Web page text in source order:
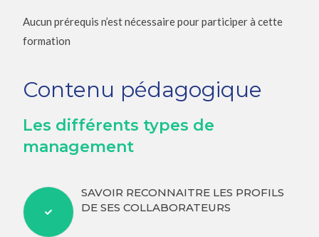
Aucun prérequis n’est nécessaire pour participer à cette
formation
Contenu pédagogique
Les différents types de
management
SAVOIR RECONNAITRE LES PROFILS
DE SES COLLABORATEURS